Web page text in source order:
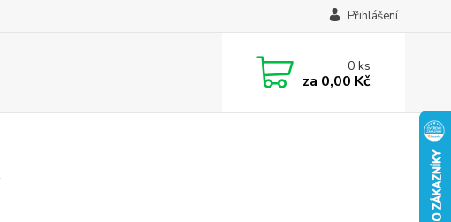
Přihlášení
0ks
za 0,00 Kč